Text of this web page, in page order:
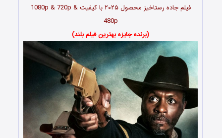
فیلم جاده رستاخیز محصول ۲۰۲۵ با کیفیت 1080p & 720p &
480p
(برنده جایزه بهترین فیلم بلند)